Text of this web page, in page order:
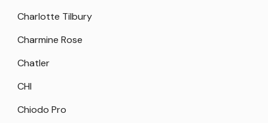
Charlotte Tilbury
Charmine Rose
Chatler
CHI
Chiodo Pro